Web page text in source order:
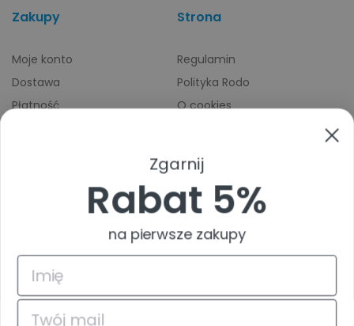
Zakupy
Moje konto
Dostawa
Płatność
Strona
Regulamin
Polityka Rodo
O cookies
4.9
Na podstawie
Zgarnij
Rabat 5%
na pierwsze zakupy